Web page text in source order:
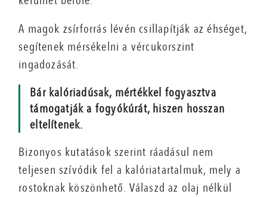
A magok zsírforrás lévén csillapítják az éhséget,
segítenek mérsékelni a vércukorszint
ingadozását.
Bár kalóriadúsak, mértékkel fogyasztva
támogatják a fogyókúrát, hiszen hosszan
eltelítenek.
Bizonyos kutatások szerint ráadásul nem
teljesen szívódik fel a kalóriatartalmuk, mely a
rostoknak köszönhető. Válaszd az olaj nélkül